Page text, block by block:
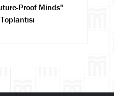
Proof Minds"